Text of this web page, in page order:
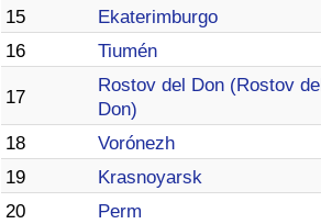
15
Ekaterimburgo
16
Tiumén
17
Rostov del Don (Rostov del
Don)
18 Vorónezh
19
Krasnoyarsk
20
Perm